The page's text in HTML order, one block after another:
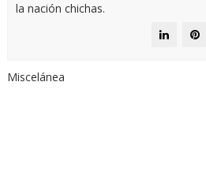
la nación chichas.
Miscelánea